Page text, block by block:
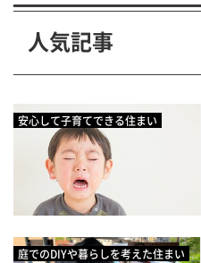
人気記事
安心して子育てできる住まい
庭でのDIYや暮らしを考えた住まい